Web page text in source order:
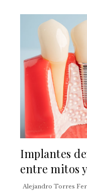
Implantes
entre mitos
Alejandro Torres